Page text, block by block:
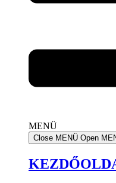
MENÜ
Close MENÜ Open